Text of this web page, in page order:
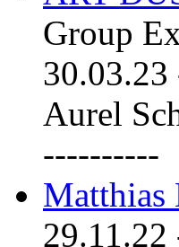
Group
30.03.23
Aurel
----------
Matthias
29.11.22